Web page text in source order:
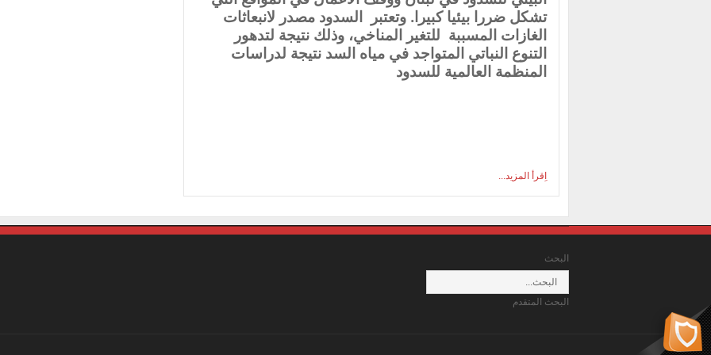
تشكل ضررا بيئيا كبيرا. وتعتبر
السدود مصدر لانبعاثات
الغازات المسببة للتغير المناخي، وذلك نتيجة لتدهور
التنوع النباتي المتواجد في مياه السد نتيجة لدراسات
المنظمة العالمية للسدود
اِقرأ المزيد...
البحث
البحث المتقدم